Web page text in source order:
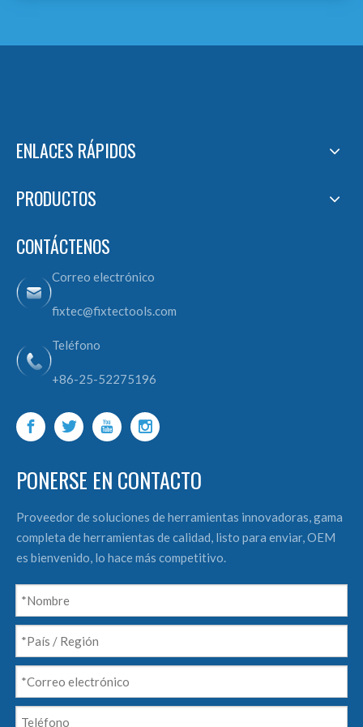
ENLACES RÁPIDOS
PRODUCTOS
CONTÁCTENOS
Correo electrónico
fixtec@fixtectools.com
Teléfono
+86-25-52275196
PONERSE EN CONTACTO
Proveedor de soluciones de herramientas innovadoras, gama
completa de herramientas de calidad, listo para enviar, OEM
es bienvenido, lo hace más competitivo.